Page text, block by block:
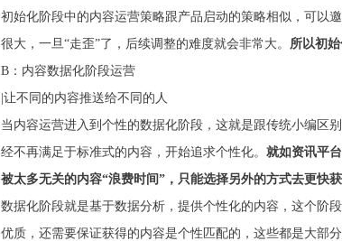
初始化阶段中的内容运营策略跟产品启动的策略相似，可以
很大，一旦“走歪”了，后续调整的难度就会非常大。 所以初
B：内容数据化阶段运营
|让不同的内容推送给不同的人
当内容运营进入到个性的数据化阶段，这就是跟传统小编区
经不再满足于标准式的内容，开始追求个性化。 就如资讯平
被太多无关的内容“浪费时间”，只能选择另外的方式去更快获
数据化阶段就是基于数据分析，提供个性化的内容，这个阶
优质，还需要保证获得的内容是个性匹配的，这些都是大部